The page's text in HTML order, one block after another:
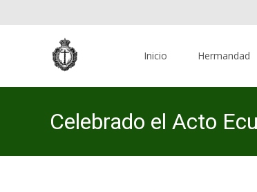
Inicio Hermandad
Celebrado el Acto